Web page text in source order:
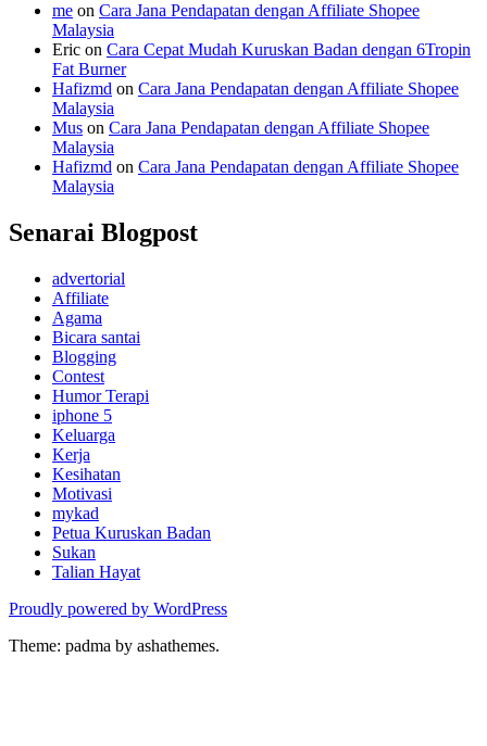
me on Cara Jana Pendapatan dengan Affiliate Shopee
Malaysia
Eric on Cara Cepat Mudah Kuruskan Badan dengan 6Tropin
Fat Burner
Hafizmd on Cara Jana Pendapatan dengan Affiliate Shopee
Malaysia
Mus on Cara Jana Pendapatan dengan Affiliate Shopee
Malaysia
Hafizmd on Cara Jana Pendapatan dengan Affiliate Shopee
Malaysia
Senarai Blogpost
advertorial
Affiliate
Agama
Bicara santai
Blogging
Contest
Humor Terapi
iphone 5
Keluarga
Kerja
Kesihatan
Motivasi
mykad
Petua Kuruskan Badan
Sukan
Talian Hayat
Proudly powered by WordPress
Theme: padma by ashathemes.